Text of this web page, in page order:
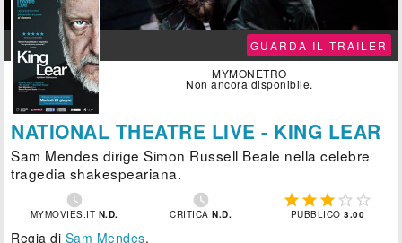
GUARDA IL TRAILER
MYMONETRO
Non ancora disponibile.
NATIONAL THEATRE LIVE - KING LEAR
Sam Mendes dirige Simon Russell Beale nella celebre
tragedia shakespeariana.

MYMOVIES.IT N.D.

CRITICAN.D.
    
PUBBLICO3.00
Regia di Sam Mendes.